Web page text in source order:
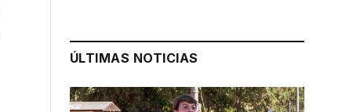
ÚLTIMAS NOTICIAS